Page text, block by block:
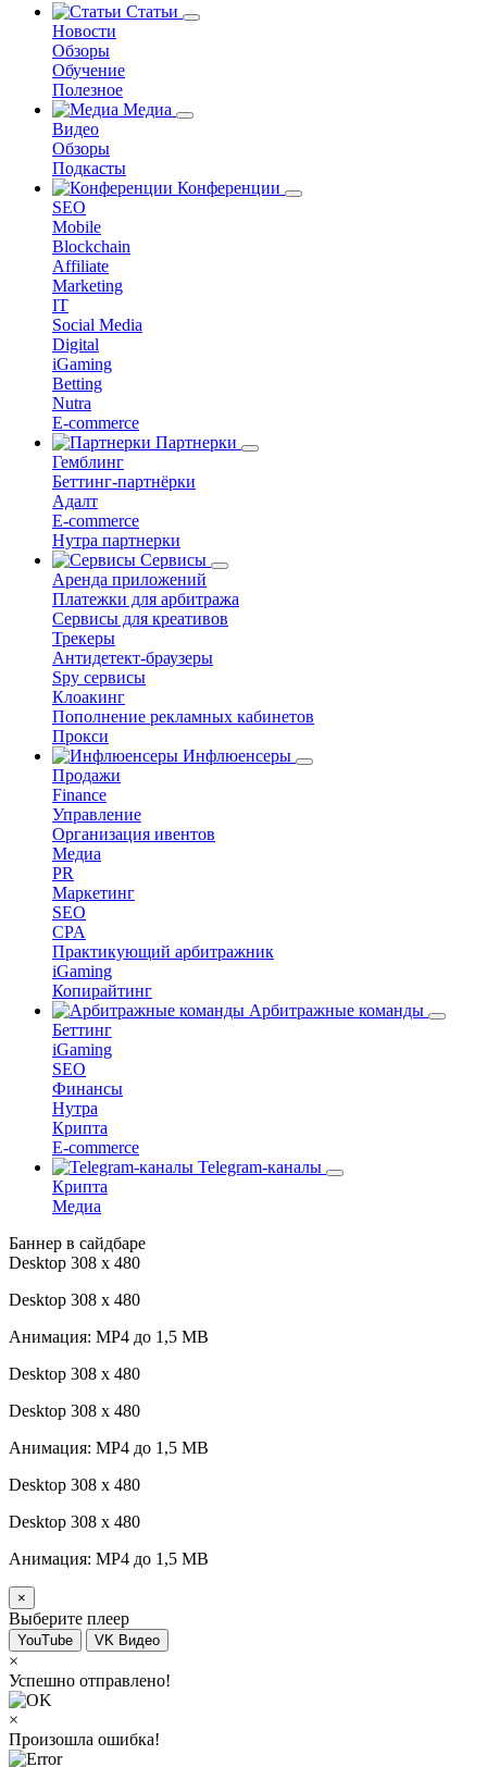
Статьи
Новости
Обзоры
Обучение
Полезное
Медиа
Видео
Обзоры
Подкасты
Конференции
SEO
Mobile
Blockchain
Affiliate
Marketing
IT
Social Media
Digital
iGaming
Betting
Nutra
E-commerce
Партнерки
Гемблинг
Беттинг-партнёрки
Адалт
E-commerce
Нутра партнерки
Сервисы
Аренда приложений
Платежки для арбитража
Сервисы для креативов
Трекеры
Антидетект-браузеры
Spy сервисы
Клоакинг
Пополнение рекламных кабинетов
Прокси
Инфлюенсеры
Продажи
Finance
Управление
Организация ивентов
Медиа
PR
Маркетинг
SEO
CPA
Практикующий арбитражник
iGaming
Копирайтинг
Арбитражные команды
Беттинг
iGaming
SEO
Финансы
Нутра
Крипта
E-commerce
Telegram-каналы
Крипта
Медиа
Баннер в сайдбаре
Desktop 308 х 480
Desktop 308 х 480
Анимация: MP4 до 1,5 MB
Desktop 308 х 480
Desktop 308 х 480
Анимация: MP4 до 1,5 MB
Desktop 308 х 480
Desktop 308 х 480
Анимация: MP4 до 1,5 MB
×
Выберите плеер
YouTube VK Видео
×
Успешно отправлено!
×
Произошла ошибка!